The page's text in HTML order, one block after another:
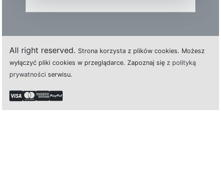
All right reserved. Strona korzysta z plików cookies. Możesz
wyłączyć pliki cookies w przeglądarce. Zapoznaj się z polityką
prywatności serwisu.